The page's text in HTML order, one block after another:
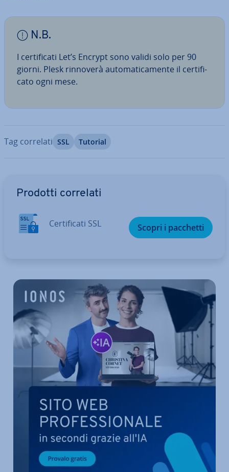
N.B.
I cer­ti­fi­ca­ti Let’s Encrypt sono validi solo per 90
giorni. Plesk rinnoverà au­to­ma­ti­ca­men­te il cer­ti­fi­
ca­to ogni mese.
Tag correlati SSL Tutorial
Prodotti correlati
Cer­ti­fi­ca­ti SSL Scopri i pacchetti